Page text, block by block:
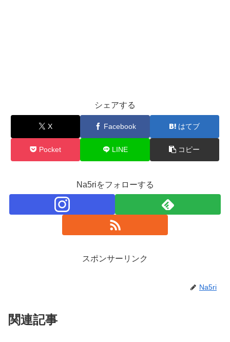
シェアする
X Facebook はてブ
Pocket LINE コピー
Na5riをフォローする
スポンサーリンク
Na5ri
関連記事